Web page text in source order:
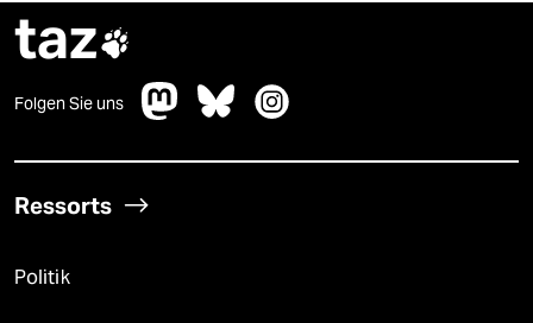
taz
Folgen Sie uns
Ressorts
Politik